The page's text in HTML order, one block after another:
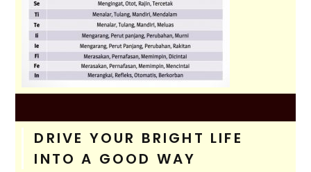
DRIVE YOUR BRIGHT LIFE
INTO A GOOD WAY